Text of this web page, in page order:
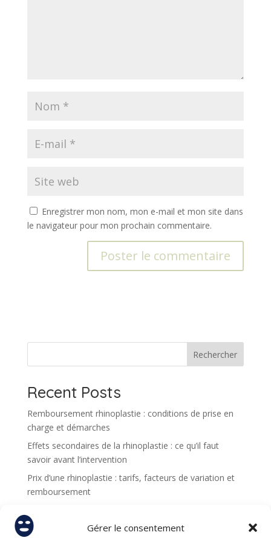
Gérer le consentement
Enregistrer mon nom, mon e-mail et mon site dans
le navigateur pour mon prochain commentaire.
i
e
:
Rechercher
Recent Posts
Remboursement rhinoplastie : conditions de prise en
charge et démarches
Effets secondaires de la rhinoplastie : ce qu’il faut
savoir avant l’intervention
Prix d’une rhinoplastie : tarifs, facteurs de variation et
remboursement
une rhinoplastie à Lyon ?